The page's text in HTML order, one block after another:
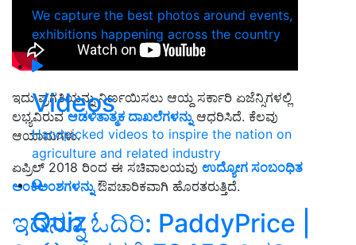
We capture the best photos around events,
exhibitions happening across the country
Videos
Handpicked videos to inspire the nation on
agriculture and related industry
Quiz
ಇದು ಪ್ರಗತಿಯನ್ನು ನಿರ್ಣಯಿಸಲು ಆಯ್ದ ಸರ್ಕಾರಿ ಏಜೆನ್ಸಿಗಳಲ್ಲಿ
ಲಭ್ಯವಿರುವಆಡಳಿತಾತ್ಮಕ ದಾಖಲೆಗಳನ್ನುಆಧರಿಸಿದೆ. ಕೆಲವು
ಆಯಾಮಗಳು.
ಏಪ್ರಿಲ್ 2018 ರಿಂದ ಈ ಸಚಿವಾಲಯವು ಉದ್ಯೋಗ ಸಂಬಂಧಿತ
ಅಂಕಿಅಂಶಗಳನ್ನುಔಪಚಾರಿಕವಾಗಿ ಹೊರತರುತ್ತಿದೆ.
ಇದನ್ನೂ ಓದಿರಿ: PaddyPrice |